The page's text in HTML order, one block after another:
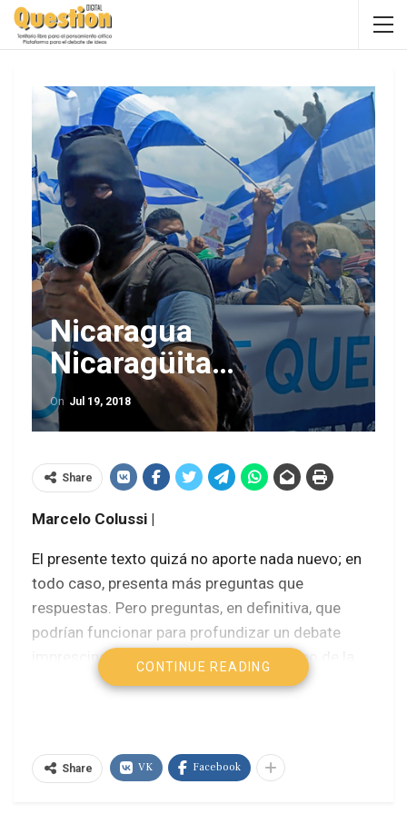
Nicaragua
Nicaragüita…
On Jul 19, 2018
Share
Marcelo Colussi |
El presente texto quizá no aporte nada nuevo; en
todo caso, presenta más preguntas que
respuestas. Pero preguntas, en definitiva, que
podrían funcionar para profundizar un debate
imprescindiblemente urgente en el campo de la
maltrecha izquierda: ¿tanto nos han golpeado,
presidente-empresario elegido en elecciones
dentro de la legalidad capitalista? ¿Tanto hemos
CONTINUE READING
Share VK Facebook